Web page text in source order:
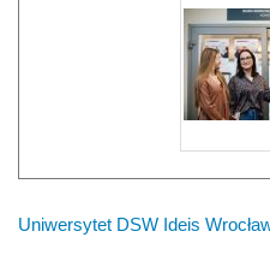
Uniwersytet DSW Ideis